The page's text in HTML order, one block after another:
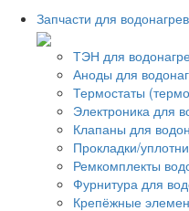
Запчасти для
ТЭН для
Аноды для
Термостаты
Электроника для
Клапаны для
Прокладки/
Ремкомплекты
Фурнитура для
Крепёжные